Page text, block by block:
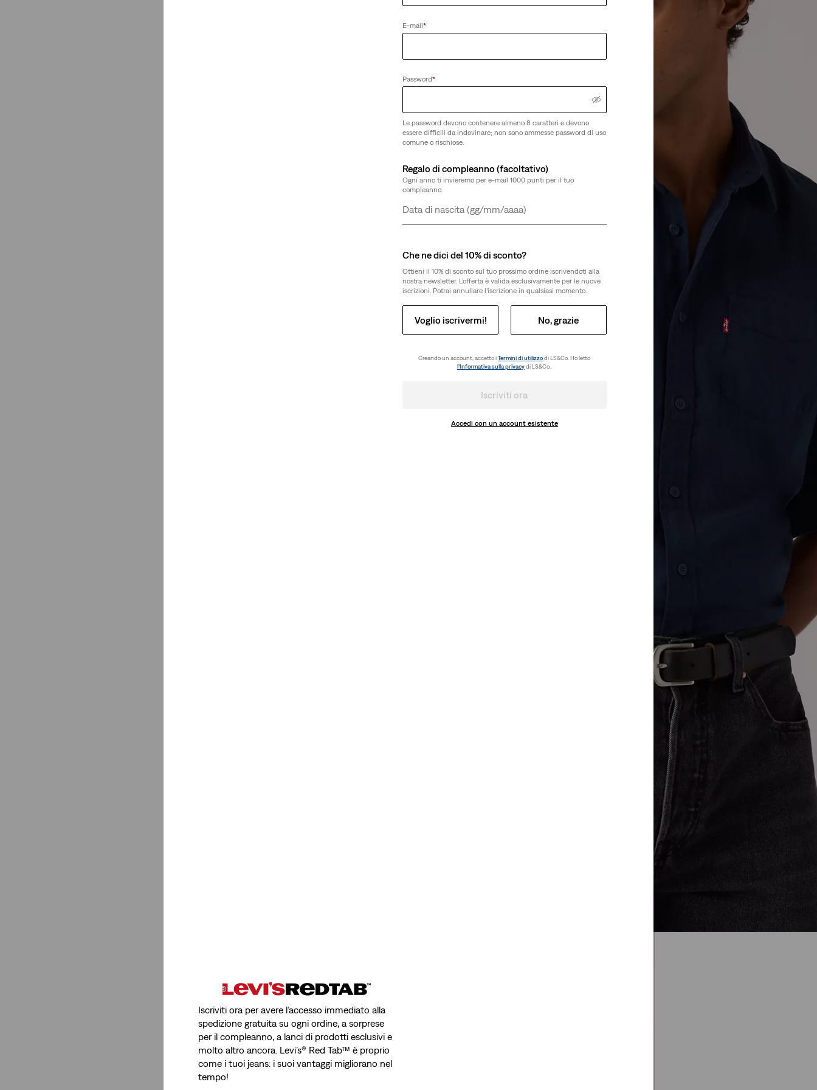
Iscriviti ora per avere l’accesso immediato alla
spedizione gratuita su ogni ordine, a sorprese
per il compleanno, a lanci di prodotti esclusivi e
molto altro ancora. Levi’s® Red Tab™ è proprio
come i tuoi jeans: i suoi vantaggi migliorano nel
tempo!
E-mail*
Password*
Le password devono contenere almeno 8 caratteri e devono
essere difficili da indovinare; non sono ammesse password di uso
comune o rischiose.
Regalo di compleanno (facoltativo)
Ogni anno ti invieremo per e-mail 1000 punti per il tuo
compleanno.
Giorno
Mese
Anno
Che ne dici del 10% di sconto?
Ottieni il 10% di sconto sul tuo prossimo ordine iscrivendoti alla
nostra newsletter. L’offerta è valida esclusivamente per le nuove
iscrizioni. Potrai annullare l’iscrizione in qualsiasi momento.
Voglio iscrivermi! No, grazie
Creando un account, accetto iTermini di utilizzodi LS&Co. Ho letto
l’Informativa sulla privacydi LS&Co..
Iscriviti ora
Accedi con un account esistente